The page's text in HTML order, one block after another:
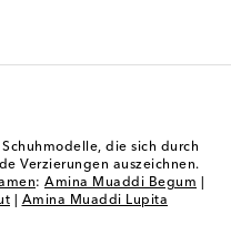
die sich durch
Verzierungen auszeichnen.
: Amina Muaddi Begum
Amina Muaddi Lupita